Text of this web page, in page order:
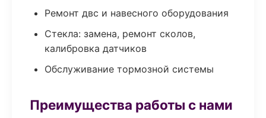
Ремонт двс и навесного оборудования
Стекла: замена, ремонт сколов,
калибровка датчиков
Обслуживание тормозной системы
Преимущества работы с нами